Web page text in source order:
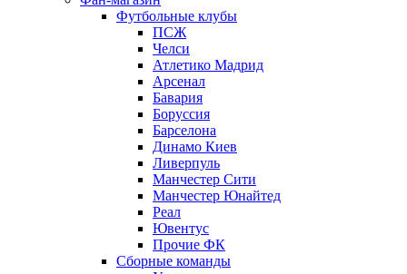
Футбольные клубы
ПСЖ
Челси
Атлетико Мадрид
Арсенал
Бавария
Боруссия
Барселона
Динамо Киев
Ливерпуль
Манчестер Сити
Манчестер Юнайтед
Реал
Ювентус
Прочие ФК
Сборные команды